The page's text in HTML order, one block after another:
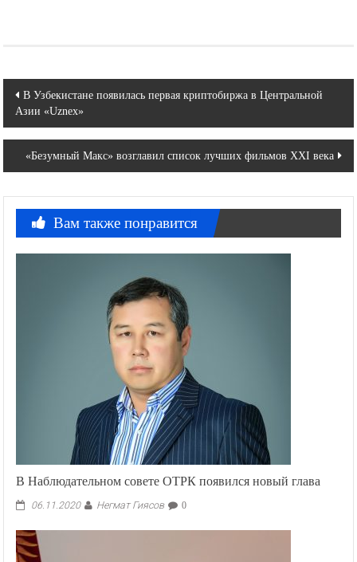
Навигация
по
записям
В Узбекистане появилась первая криптобиржа в Центральной
Азии «Uznex»
«Безумный Макс» возглавил список лучших фильмов XXI века
Вам также понравится
В Наблюдательном совете ОТРК появился новый глава
06.11.2020 Негмат Гиясов 0